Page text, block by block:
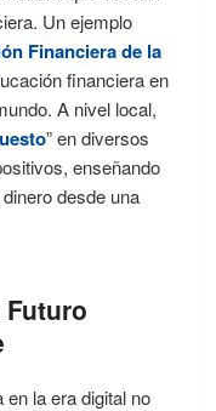
Un ejemplo
Financiera de la
financiera en
A nivel local,
” en diversos
enseñando
desde una
la era digital no